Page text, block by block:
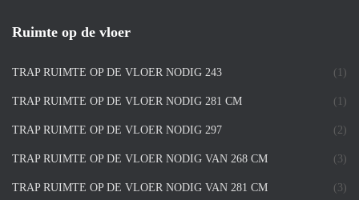
Ruimte op de vloer
TRAP RUIMTE OP DE VLOER NODIG 243 (1)
TRAP RUIMTE OP DE VLOER NODIG 281 CM (1)
TRAP RUIMTE OP DE VLOER NODIG 297 (2)
TRAP RUIMTE OP DE VLOER NODIG VAN 268 CM (3)
TRAP RUIMTE OP DE VLOER NODIG VAN 281 CM (3)